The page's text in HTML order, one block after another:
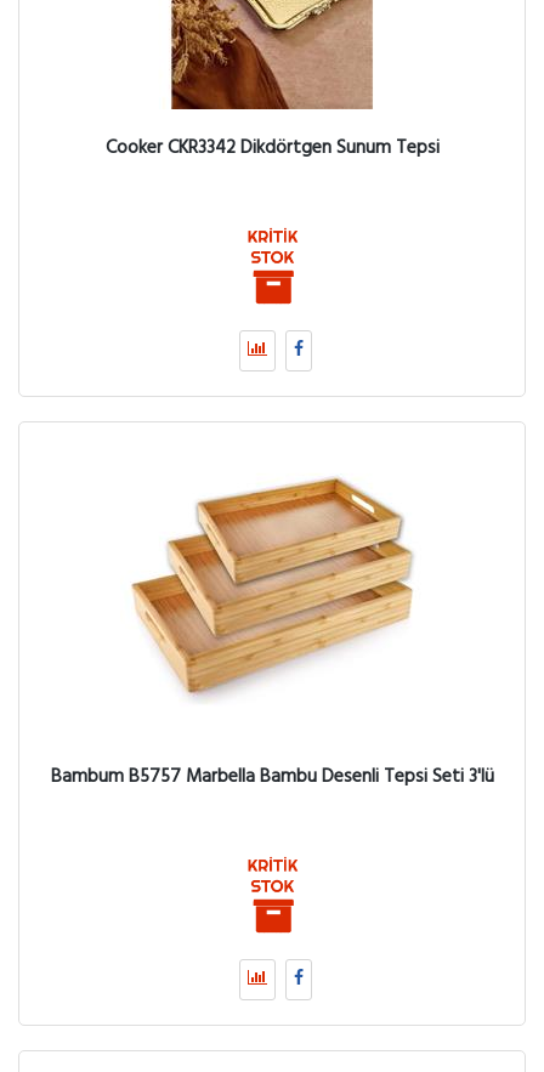
Cooker CKR3342 Dikdörtgen Sunum Tepsi
Bambum B5757 Marbella Bambu Desenli Tepsi Seti 3'lü